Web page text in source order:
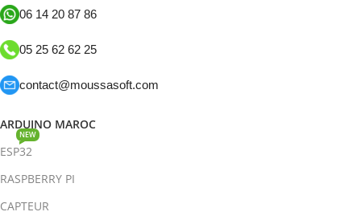
06 14 20 87 86
05 25 62 62 25
contact@moussasoft.com
ARDUINO MAROC
ESP32
NEW
RASPBERRY PI
CAPTEUR